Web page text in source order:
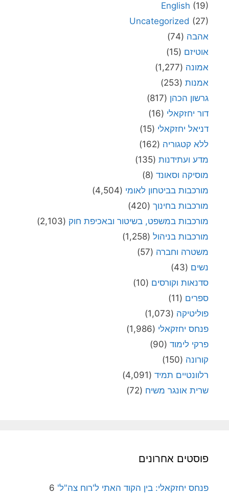
English (19)
Uncategorized (27)
אהבה (74)
אוטיזם (15)
אמונה (1,277)
אמנות (253)
גרשון הכהן (817)
דור יחזקאלי (16)
דניאל יחזקאלי (15)
ללא קטגוריה (162)
מדע ועתידנות (135)
מוסיקה וסאונד (8)
מורכבות בביטחון לאומי (4,504)
מורכבות בחינוך (420)
מורכבות במשפט, בשיטור ובאכיפת חוק (2,103)
מורכבות בניהול (1,258)
משטרה וחברה (57)
נשים (43)
סדנאות וקורסים (10)
ספרים (11)
פוליטיקה (1,073)
פנחס יחזקאלי (1,986)
פרקי לימוד (90)
קורונה (150)
רלוונטיים תמיד (4,091)
שרית אונגר משיח (72)
פוסטים אחרונים
פנחס יחזקאלי: בין הקוד האתי ל'רוח צה"ל' 6